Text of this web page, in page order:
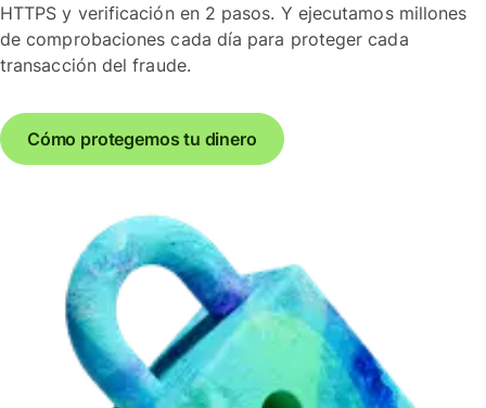
HTTPS y verificación en 2 pasos. Y ejecutamos millones
de comprobaciones cada día para proteger cada
transacción del fraude.
Cómo protegemos tu dinero